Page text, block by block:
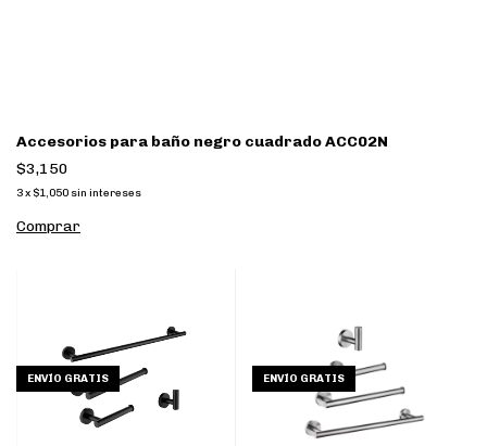
Accesorios para baño negro cuadrado ACC02N
$3,150
3x $1,050 sin intereses
ENVÍO GRATIS ENVÍO GRATIS